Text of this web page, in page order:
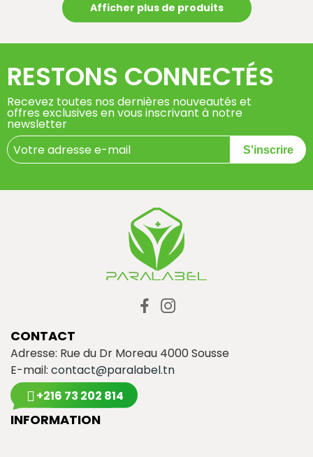
Afficher plus de produits
RESTONS CONNECTÉS
Recevez toutes nos dernières nouveautés et
offres exclusives en vous inscrivant à notre
newsletter
S'inscrire
CONTACT
Adresse: Rue du Dr Moreau 4000 Sousse
E-mail: contact@paralabel.tn
+216 73 202 814
INFORMATION